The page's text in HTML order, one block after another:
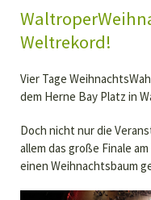
Weltrekord!
Vier Tage
dem Herne Bay Platz in
Doch nicht nur die
allem das große Finale
einen Weihnachtsbaum